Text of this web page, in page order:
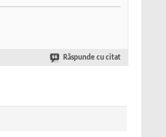
Răspunde cu citat